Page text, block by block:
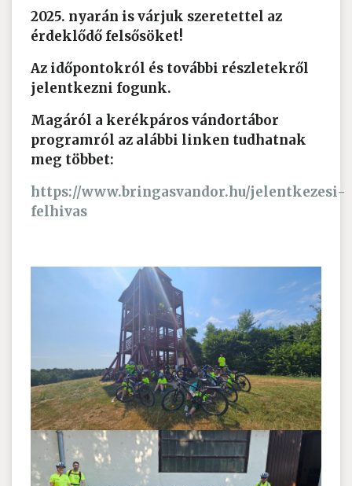
2025. nyarán is várjuk szeretettel az
érdeklődő felsősöket!
Az időpontokról és további részletekről
jelentkezni fogunk.
Magáról a kerékpáros vándortábor
programról az alábbi linken tudhatnak
meg többet:
https://www.bringasvandor.hu/jelentkezesi-
felhivas